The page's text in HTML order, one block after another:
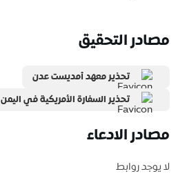
مصادر التحقيق
تحذير معهد أمديست عدن
تحذير السفارة الأمريكية في اليمن
مصادر الادعاء
لا يوجد روابط